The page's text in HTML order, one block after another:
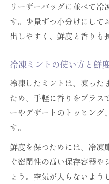
リーザーバッグに並べて
す。少量ずつ小分けにして
出しやすく、鮮度と香りも
冷凍ミントの使い方と鮮
冷凍したミントは、凍った
ため、手軽に香りをプラス
ーやデザートのトッピング
す。
鮮度を保つためには、冷凍
ぐ密閉性の高い保存容器や
ょう。空気が入らないよう